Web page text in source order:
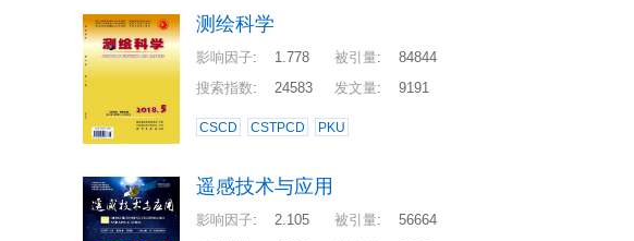
测绘科学
影响因子: 1.778 被引量:
84844
搜索指数: 24583 发文量: 9191
CSCD CSTPCD PKU
遥感技术与应用
影响因子: 2.105 被引量:
56664